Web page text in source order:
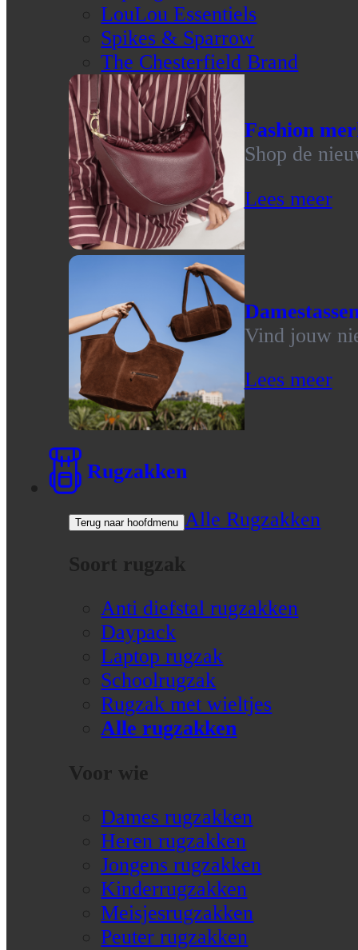
LouLou Essentiels
Spikes & Sparrow
The Chesterfield Brand
Fashion
Shop de
Lees meer
Vind jouw
Lees meer
Rugzakken
Terug naar hoofdmenu Alle Rugzakken
Soort rugzak
Anti diefstal rugzakken
Daypack
Laptop rugzak
Schoolrugzak
Rugzak met wieltjes
Alle rugzakken
Voor wie
Dames rugzakken
Heren rugzakken
Jongens rugzakken
Kinderrugzakken
Meisjesrugzakken
Peuter rugzakken